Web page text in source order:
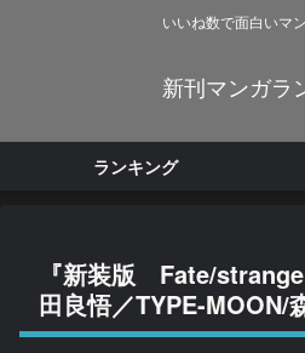
いいね数で面白いマ
新刊マンガラ
ランキング
『新装版 Fate/
田良悟／TYPE-MOON/